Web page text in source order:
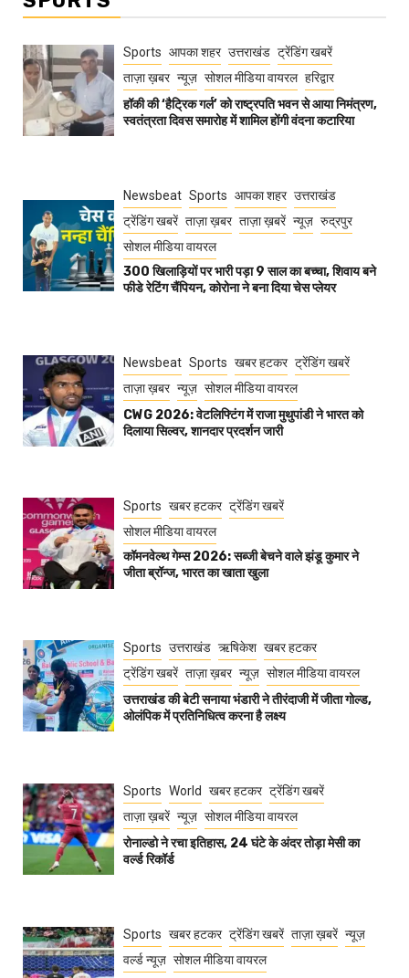
Sports आपका शहर उत्तराखंड ट्रेंडिंग खबरें
ताज़ा ख़बर न्यूज़ सोशल मीडिया वायरल हरिद्वार
हॉकी की ‘हैट्रिक गर्ल’ को राष्ट्रपति भवन से आया निमंत्रण,
स्वतंत्रता दिवस समारोह में शामिल होंगी वंदना कटारिया
Newsbeat Sports आपका शहर उत्तराखंड
ट्रेंडिंग खबरें ताज़ा ख़बर ताज़ा ख़बरें न्यूज़ रुद्रपुर
सोशल मीडिया वायरल
300 खिलाड़ियों पर भारी पड़ा 9 साल का बच्चा, शिवाय बने
फीडे रेटिंग चैंपियन, कोरोना ने बना दिया चेस प्लेयर
Newsbeat Sports खबर हटकर ट्रेंडिंग खबरें
ताज़ा ख़बर न्यूज़ सोशल मीडिया वायरल
CWG 2026: वेटलिफ्टिंग में राजा मुथुपांडी ने भारत को
दिलाया सिल्वर, शानदार प्रदर्शन जारी
Sports खबर हटकर ट्रेंडिंग खबरें
सोशल मीडिया वायरल
कॉमनवेल्थ गेम्स 2026: सब्जी बेचने वाले झंडू कुमार ने
जीता ब्रॉन्ज, भारत का खाता खुला
Sports उत्तराखंड ऋषिकेश खबर हटकर
ट्रेंडिंग खबरें ताज़ा ख़बर न्यूज़ सोशल मीडिया वायरल
उत्तराखंड की बेटी सनाया भंडारी ने तीरंदाजी में जीता गोल्ड,
ओलंपिक में प्रतिनिधित्व करना है लक्ष्य
Sports World खबर हटकर ट्रेंडिंग खबरें
ताज़ा ख़बरें न्यूज़ सोशल मीडिया वायरल
रोनाल्डो ने रचा इतिहास, 24 घंटे के अंदर तोड़ा मेसी का
वर्ल्ड रिकॉर्ड
Sports खबर हटकर ट्रेंडिंग खबरें ताज़ा ख़बरें न्यूज़
वर्ल्ड न्यूज़ सोशल मीडिया वायरल